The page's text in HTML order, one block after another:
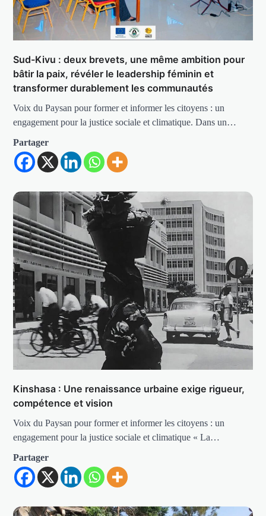
Sud-Kivu : deux brevets, une même ambition pour
bâtir la paix, révéler le leadership féminin et
transformer durablement les communautés
Voix du Paysan pour former et informer les citoyens : un
engagement pour la justice sociale et climatique. Dans un…
Partager
Kinshasa : Une renaissance urbaine exige rigueur,
compétence et vision
Voix du Paysan pour former et informer les citoyens : un
engagement pour la justice sociale et climatique « La…
Partager